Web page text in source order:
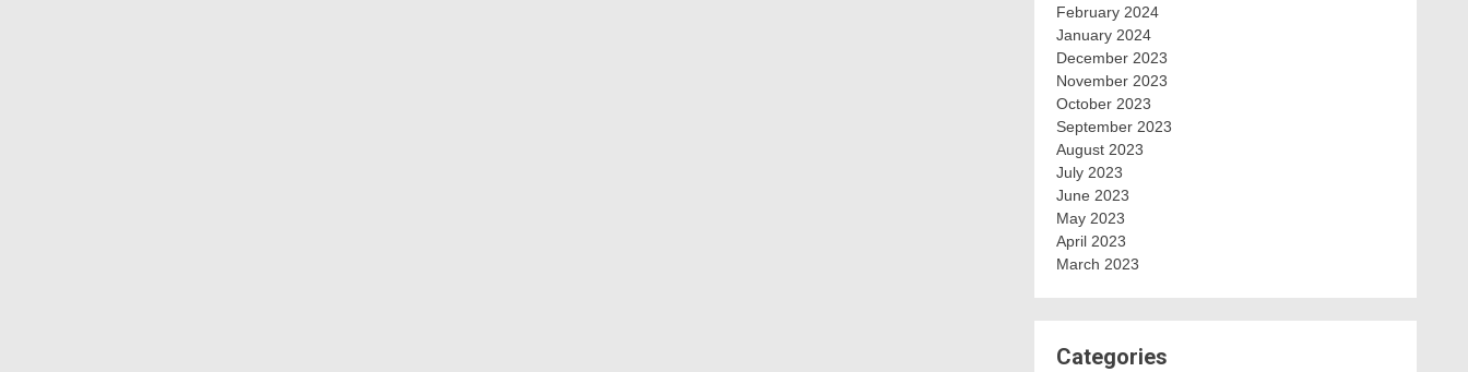
February 2024
January 2024
December 2023
November 2023
October 2023
September 2023
August 2023
July 2023
June 2023
May 2023
April 2023
March 2023
Categories